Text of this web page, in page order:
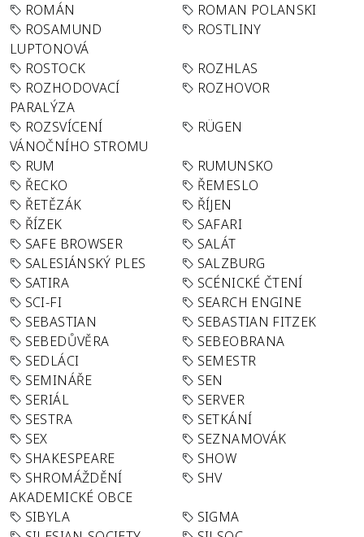
ROMÁN
ROMAN POLANSKI
ROSAMUND
LUPTONOVÁ
ROSTLINY
ROSTOCK
ROZHLAS
ROZHODOVACÍ
PARALÝZA
ROZHOVOR
ROZSVÍCENÍ
VÁNOČNÍHO STROMU
RÜGEN
RUM
RUMUNSKO
ŘECKO
ŘEMESLO
ŘETĚZÁK
ŘÍJEN
ŘÍZEK
SAFARI
SAFE BROWSER
SALÁT
SALESIÁNSKÝ PLES
SALZBURG
SATIRA
SCÉNICKÉ ČTENÍ
SCI-FI
SEARCH ENGINE
SEBASTIAN
SEBASTIAN FITZEK
SEBEDŮVĚRA
SEBEOBRANA
SEDLÁCI
SEMESTR
SEMINÁŘE
SEN
SERIÁL
SERVER
SESTRA
SETKÁNÍ
SEX
SEZNAMOVÁK
SHAKESPEARE
SHOW
SHROMÁŽDĚNÍ
AKADEMICKÉ OBCE
SHV
SIBYLA
SIGMA